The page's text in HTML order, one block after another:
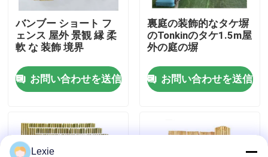
工場旅行
品質管理
ニュース
バンブー ショート フ
ェンス 屋外 景観 縁 柔
軟 な 装飾 境界
お問い合わせを送信
裏庭の装飾的なタケ塀
のTonkinのタケ1.5m屋
外の庭の塀
お問い合わせを送信
Lexie